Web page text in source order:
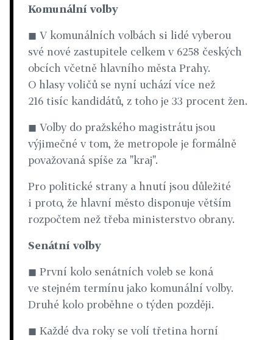
Komunální volby
◼ V komunálních volbách si lidé vyberou
své nové zastupitele celkem v 6258 českých
obcích včetně hlavního města Prahy.
O hlasy voličů se nyní uchází více než
216 tisíc kandidátů, z toho je 33 procent žen.
◼ Volby do pražského magistrátu jsou
výjimečné v tom, že metropole je formálně
považovaná spíše za "kraj".
Pro politické strany a hnutí jsou důležité
i proto, že hlavní město disponuje větším
rozpočtem než třeba ministerstvo obrany.
Senátní volby
◼ První kolo senátních voleb se koná
ve stejném termínu jako komunální volby.
Druhé kolo proběhne o týden později.
◼ Každé dva roky se volí třetina horní